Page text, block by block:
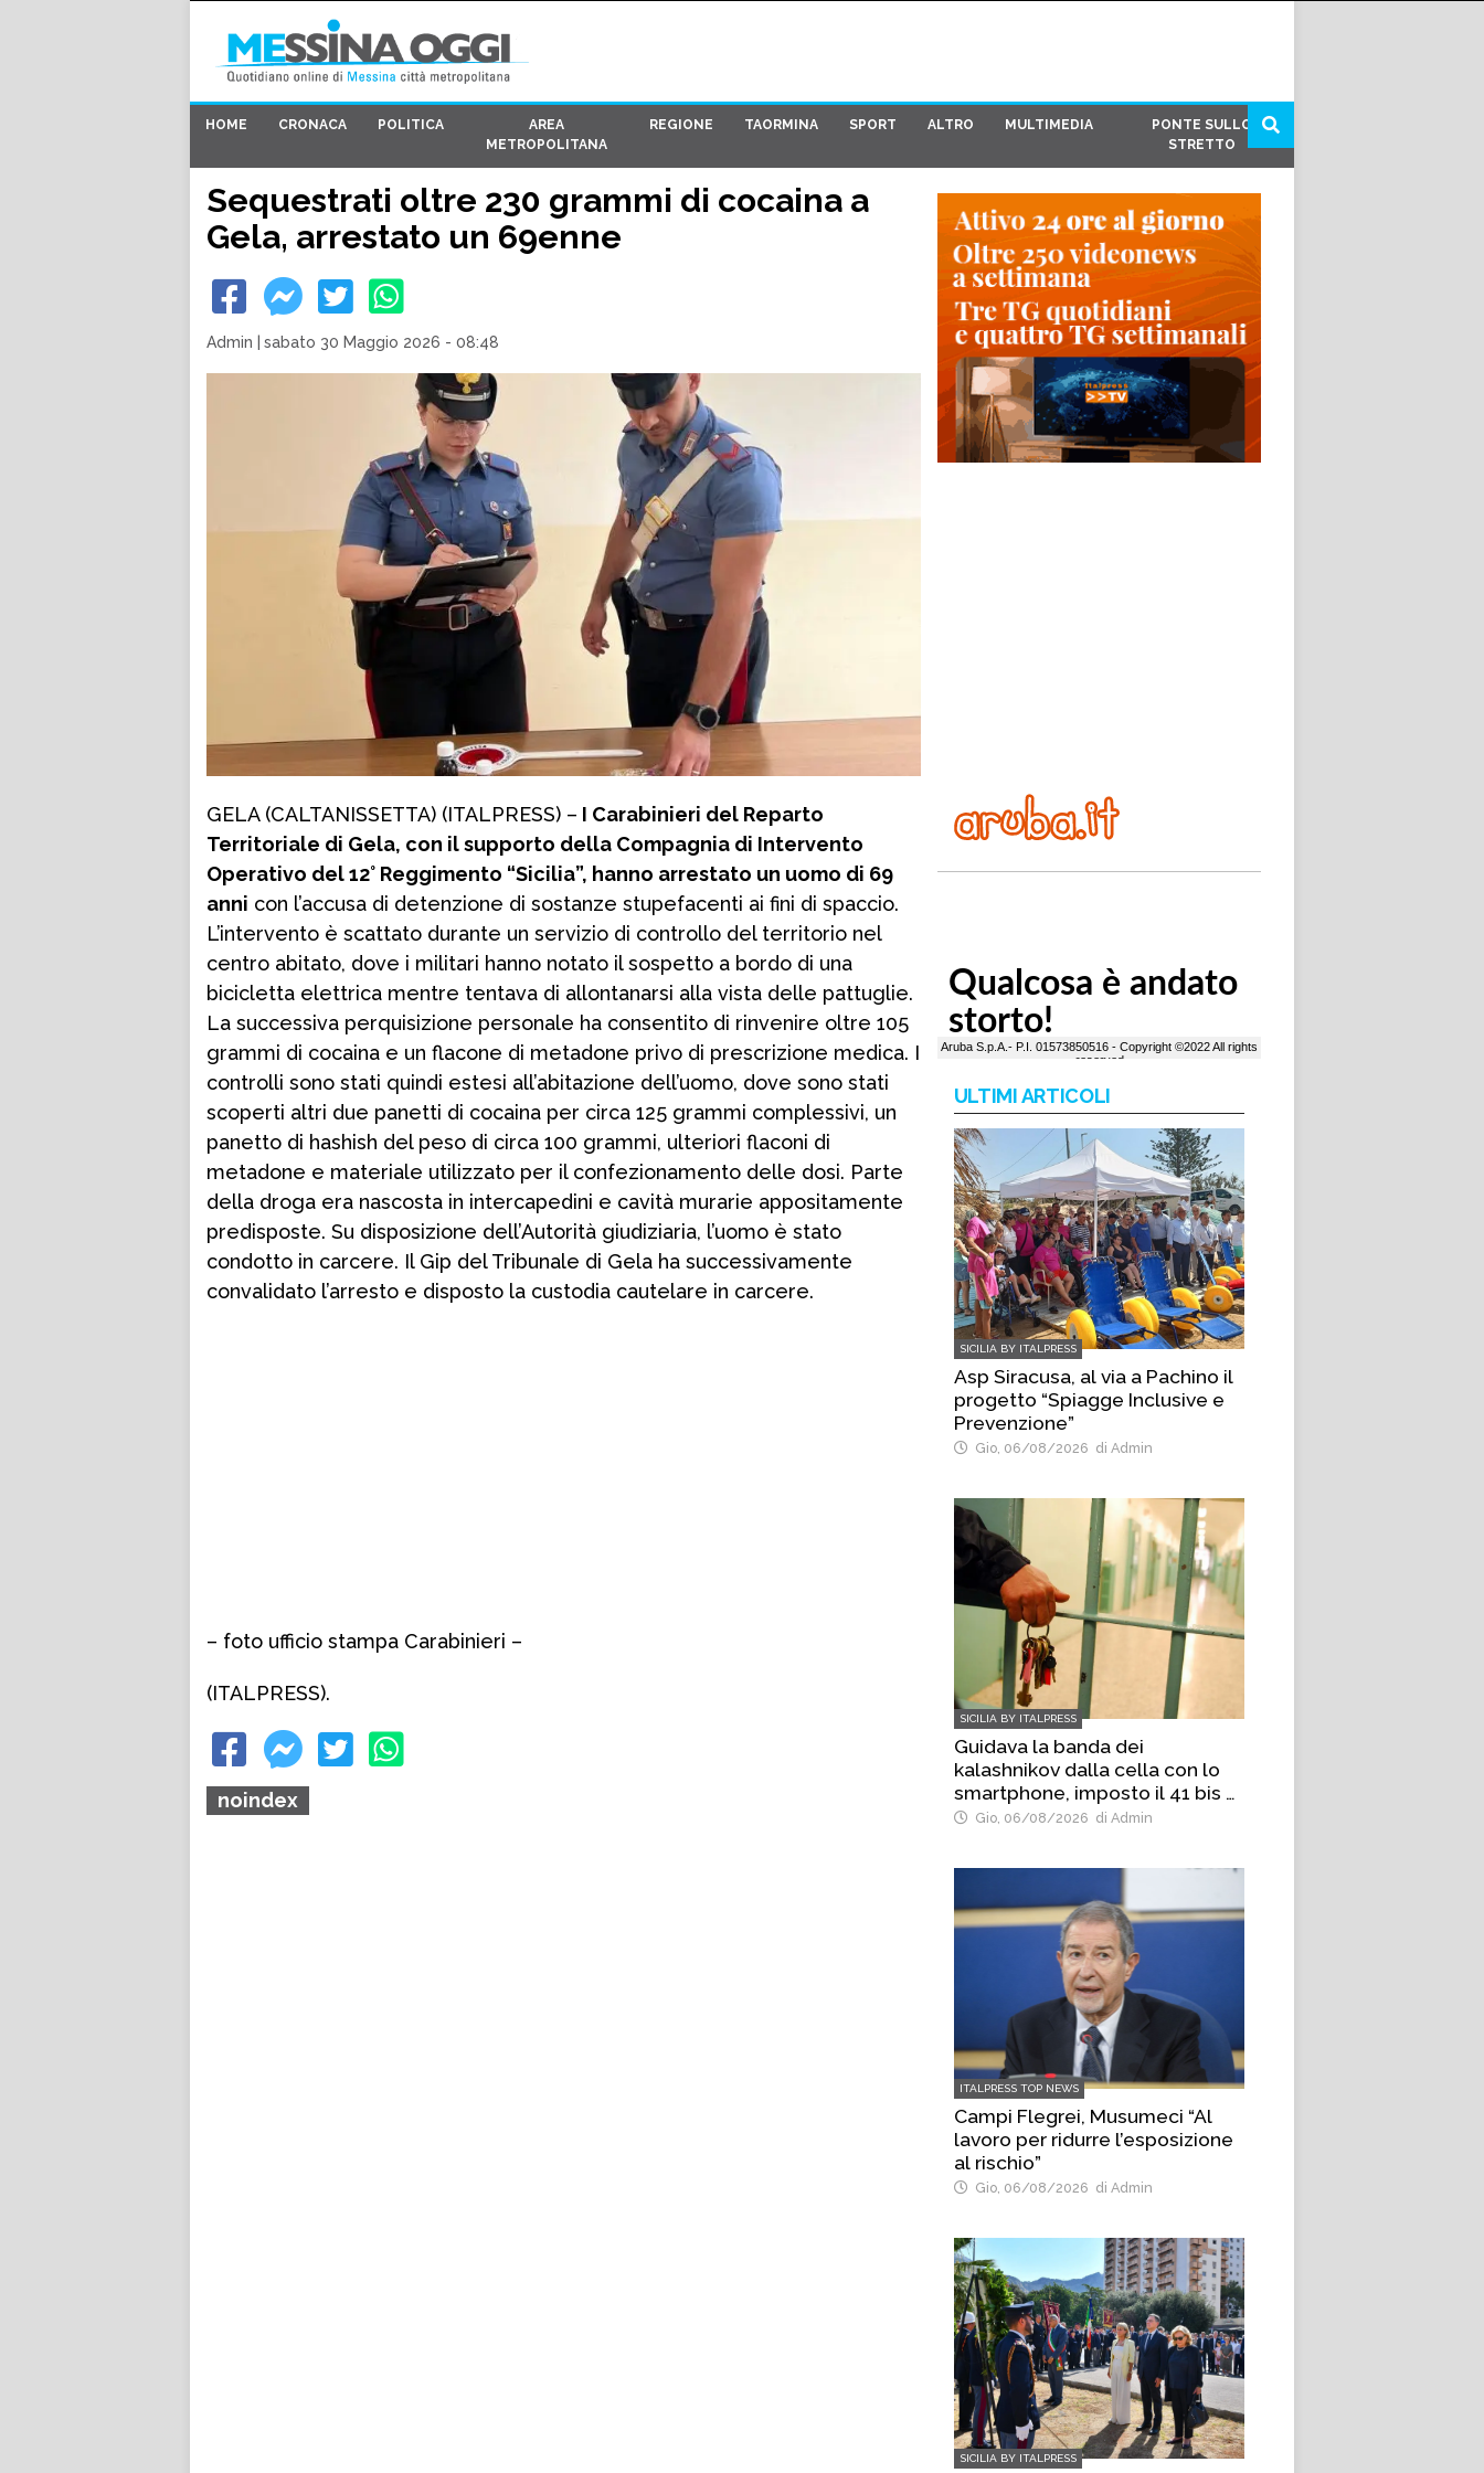
HOME CRONACA POLITICA
AREA
METROPOLITANA
REGIONE TAORMINA SPORT ALTRO MULTIMEDIA
PONTE SULLO
STRETTO
Sequestrati oltre 230 grammi di cocaina a
Gela, arrestato un 69enne
Admin sabato 30 Maggio 2026 - 08:48
GELA (CALTANISSETTA) (ITALPRESS) – I Carabinieri del Reparto
Territoriale di Gela, con il supporto della Compagnia di Intervento
Operativo del 12° Reggimento “Sicilia”, hanno arrestato un uomo di 69
anni con l’accusa di detenzione di sostanze stupefacenti ai fini di spaccio.
L’intervento è scattato durante un servizio di controllo del territorio nel
centro abitato, dove i militari hanno notato il sospetto a bordo di una
bicicletta elettrica mentre tentava di allontanarsi alla vista delle pattuglie.
La successiva perquisizione personale ha consentito di rinvenire oltre 105
grammi di cocaina e un flacone di metadone privo di prescrizione medica. I
controlli sono stati quindi estesi all’abitazione dell’uomo, dove sono stati
scoperti altri due panetti di cocaina per circa 125 grammi complessivi, un
panetto di hashish del peso di circa 100 grammi, ulteriori flaconi di
metadone e materiale utilizzato per il confezionamento delle dosi. Parte
della droga era nascosta in intercapedini e cavità murarie appositamente
predisposte. Su disposizione dell’Autorità giudiziaria, l’uomo è stato
condotto in carcere. Il Gip del Tribunale di Gela ha successivamente
convalidato l’arresto e disposto la custodia cautelare in carcere.
– foto ufficio stampa Carabinieri –
(ITALPRESS).
noindex
ULTIMI ARTICOLI
SICILIA BY ITALPRESS
Asp Siracusa, al via a Pachino il
progetto “Spiagge Inclusive e
Prevenzione”
Gio, 06/08/2026 di Admin
SICILIA BY ITALPRESS
Guidava la banda dei
kalashnikov dalla cella con lo
smartphone, imposto il 41 bis a
boss emergente di Palermo
Gio, 06/08/2026 di Admin
ITALPRESS TOP NEWS
Campi Flegrei, Musumeci “Al
lavoro per ridurre l’esposizione
al rischio”
Gio, 06/08/2026 di Admin
SICILIA BY ITALPRESS